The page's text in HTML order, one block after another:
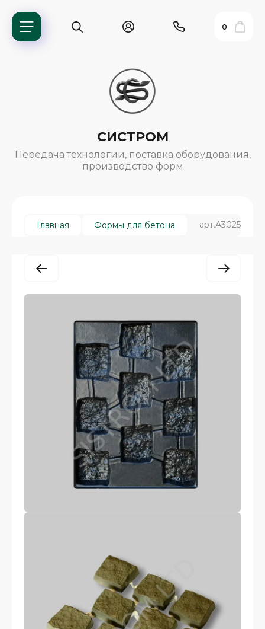
0
СИСТРОМ
Передача технологии, поставка оборудования,
производство форм
Главная Формы для бетона арт.А3025/1,